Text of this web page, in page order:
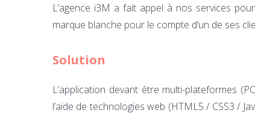
L’agence i3M a fait appel à nos services
marque blanche pour le compte d’un de ses
Solution
L’application devant être multi-plateformes
l’aide de technologies web (HTML5 / CSS3 /